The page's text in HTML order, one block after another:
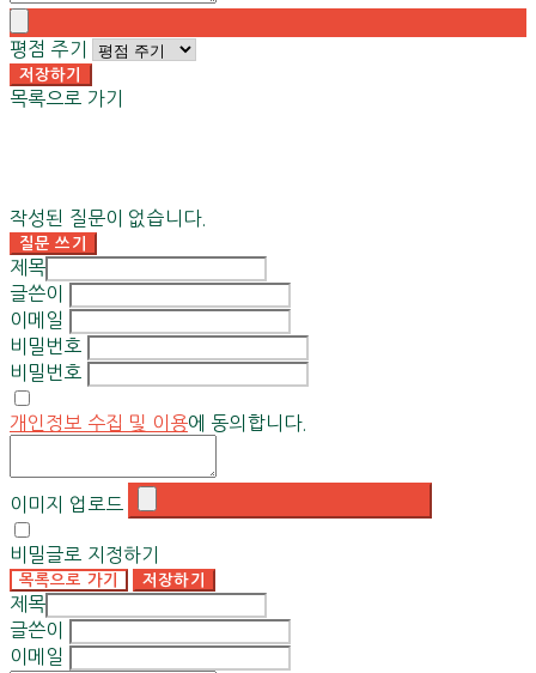
평점 주기
저장하기
목록으로 가기
작성된 질문이 없습니다.
질문 쓰기
제목
글쓴이
이메일
비밀번호
비밀번호
개인정보 수집 및 이용에 동의합니다.
이미지 업로드
비밀글로 지정하기
목록으로 가기 저장하기
제목
글쓴이
이메일